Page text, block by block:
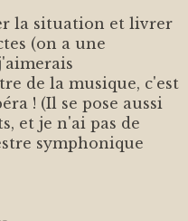
la situation et livrer
(on a une
de la musique, c'est
! (Il se pose aussi
et je n'ai pas de
symphonique